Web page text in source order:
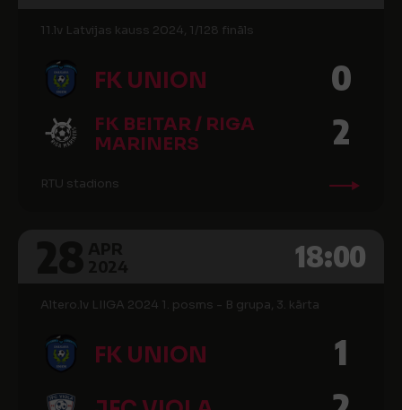
11.lv Latvijas kauss 2024, 1/128 fināls
FK UNION 0
FK BEITAR / RIGA
MARINERS
2
RTU stadions
18:00
Altero.lv LIIGA 2024 1. posms - B grupa, 3. kārta
FK UNION 1